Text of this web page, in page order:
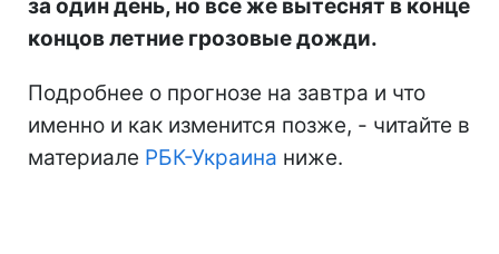
за один день, но все же вытеснят в конце
концов летние грозовые дожди.
Подробнее о прогнозе на завтра и что
именно и как изменится позже, - читайте в
материале РБК-Украина ниже.